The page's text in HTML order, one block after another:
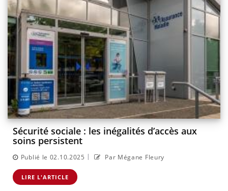
Sécurité sociale : les inégalités d’accès aux
soins persistent
Publié le 02.10.2025 | Par Mégane Fleury
LIRE L'ARTICLE